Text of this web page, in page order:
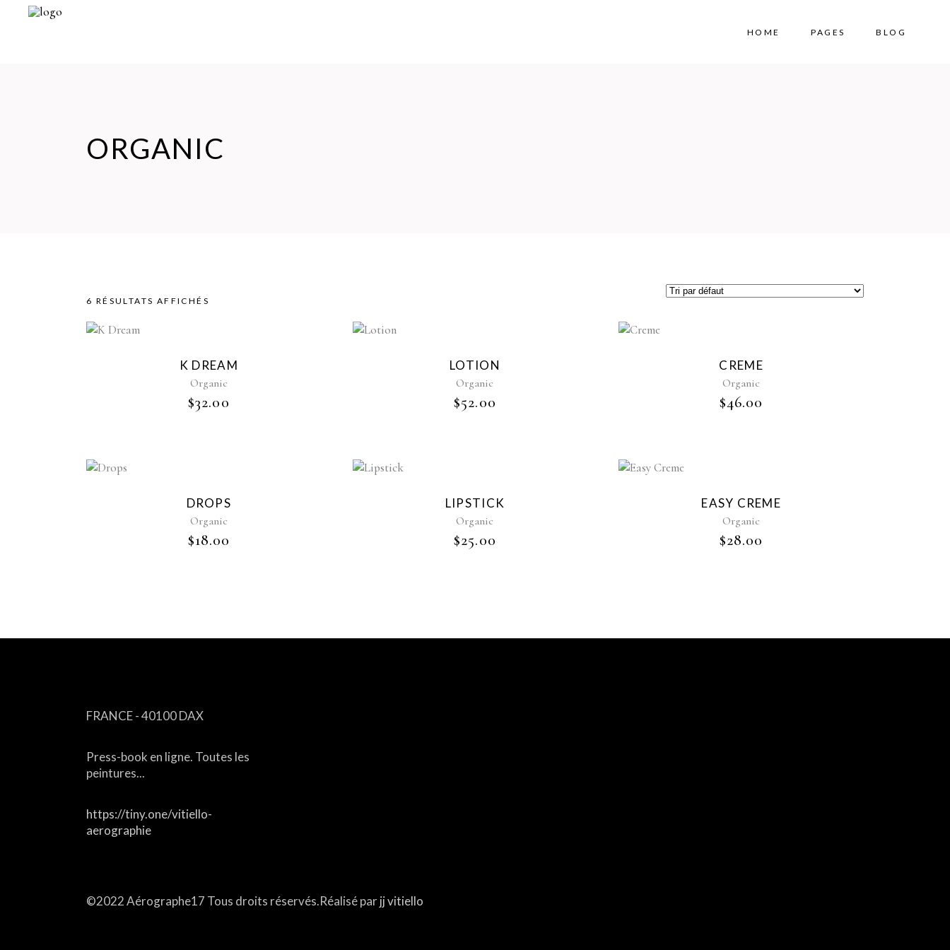
HOME PAGES BLOG
ORGANIC
6 RÉSULTATS AFFICHÉS
K DREAM
Organic
$32.00
LOTION
Organic
$52.00
CREME
Organic
$46.00
DROPS
Organic
$18.00
LIPSTICK
Organic
$25.00
EASY CREME
Organic
$28.00
FRANCE - 40100 DAX
Press-book en ligne. Toutes les
peintures...
https://tiny.one/vitiello-
aerographie
©2022 Aérographe17 Tous droits réservés.Réalisé parjj vitiello